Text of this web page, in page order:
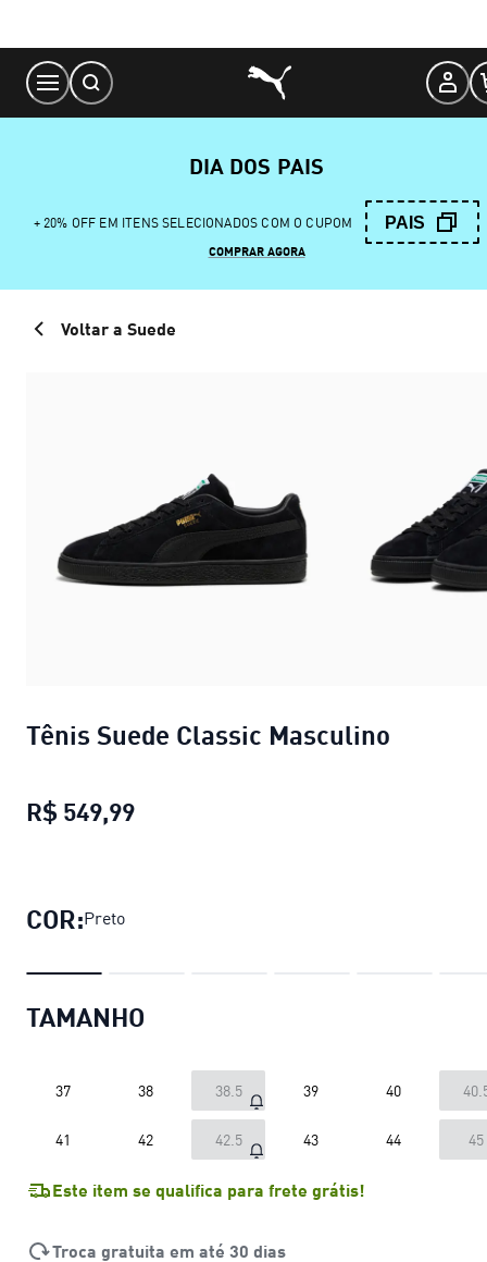
Content
DIA DOS PAIS
+ 20% OFF EM ITENS SELECIONADOS COM O CUPOM PAIS
COMPRAR AGORA
Voltar a Suede
Tênis Suede Classic Masculino
R$ 549,99
COR:Preto
TAMANHO
37 38 38.5 39 40
41 42 42.5 43 44 45
Este item se qualifica para frete grátis!
Troca gratuita em até 30 dias